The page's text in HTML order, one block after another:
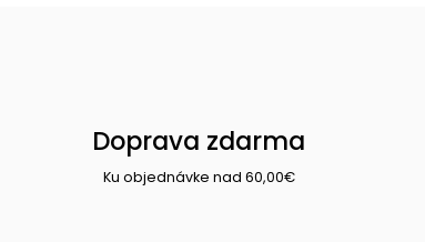
Doprava zdarma
Ku objednávke nad 60,00€